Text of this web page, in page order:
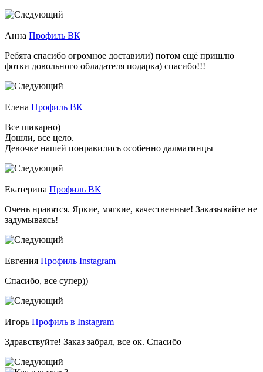
Анна Профиль ВК
Ребята спасибо огромное доставили) потом ещё пришлю
фотки довольного обладателя подарка) спасибо!!!
Елена Профиль ВК
Все шикарно)
Дошли, все цело.
Девочке нашей понравились особенно далматинцы
Екатерина Профиль ВК
Очень нравятся. Яркие, мягкие, качественные! Заказывайте не
задумываясь!
Евгения Профиль Instagram
Спасибо, все супер))
Игорь Профиль в Instagram
Здравствуйте! Заказ забрал, все ок. Спасибо